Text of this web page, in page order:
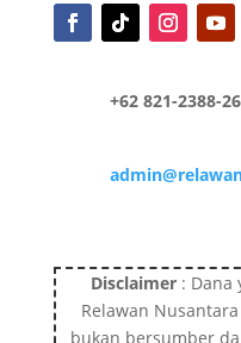
+62 821-2388-
Disclaimer : Dana
Relawan
bukan bersumber